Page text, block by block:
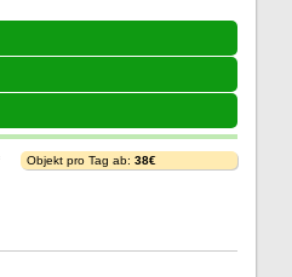
Objekt pro Tag ab: 38€